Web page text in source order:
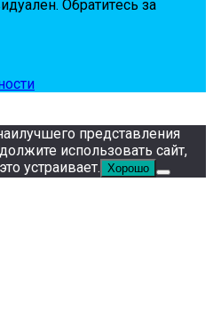
Обpaтитeсь зa
представления
использовать сайт,
устраивает. Хорошо